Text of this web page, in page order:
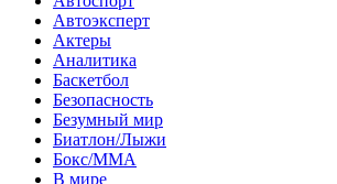
Автоэксперт
Актеры
Аналитика
Баскетбол
Безопасность
Безумный мир
Биатлон/Лыжи
Бокс/MMA
В мире